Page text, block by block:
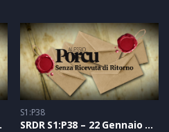
2021
S1:P38
SRDR S1:P38 – 22 Gennaio 2021